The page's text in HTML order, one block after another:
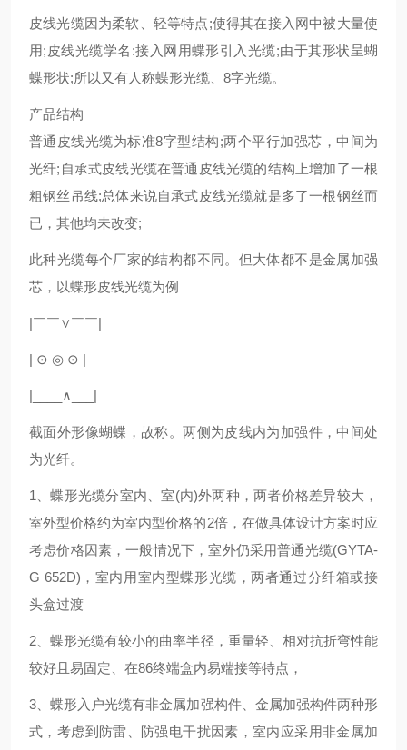
皮线光缆因为柔软、轻等特点;使得其在接入网中被大量使
用;皮线光缆学名:接入网用蝶形引入光缆;由于其形状呈蝴
蝶形状;所以又有人称蝶形光缆、8字光缆。
产品结构
普通皮线光缆为标准8字型结构;两个平行加强芯，中间为
光纤;自承式皮线光缆在普通皮线光缆的结构上增加了一根
粗钢丝吊线;总体来说自承式皮线光缆就是多了一根钢丝而
已，其他均未改变;
此种光缆每个厂家的结构都不同。但大体都不是金属加强
芯，以蝶形皮线光缆为例
|￣￣∨￣￣|
| ⊙ ◎ ⊙ |
|____∧___|
截面外形像蝴蝶，故称。两侧为皮线内为加强件，中间处
为光纤。
1、蝶形光缆分室内、室(内)外两种，两者价格差异较大，
室外型价格约为室内型价格的2倍，在做具体设计方案时应
考虑价格因素，一般情况下，室外仍采用普通光缆(GYTA-
G 652D)，室内用室内型蝶形光缆，两者通过分纤箱或接
头盒过渡
2、蝶形光缆有较小的曲率半径，重量轻、相对抗折弯性能
较好且易固定、在86终端盒内易端接等特点，
3、蝶形入户光缆有非金属加强构件、金属加强构件两种形
式，考虑到防雷、防强电干扰因素，室内应采用非金属加